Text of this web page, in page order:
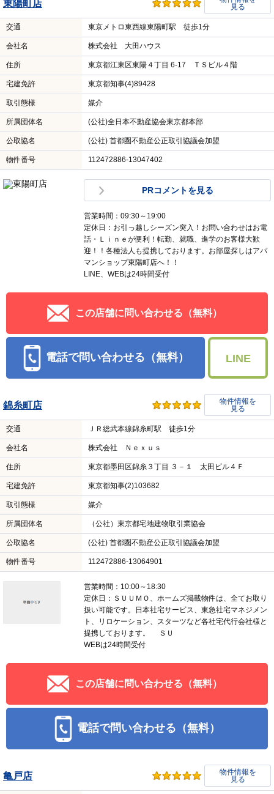
東陽町店
見る
交通 東京メトロ東西線東陽町駅 徒歩1分
会社名 株式会社 大田ハウス
住所 東京都江東区東陽４丁目 6-17 ＴＳビル４階
宅建免許 東京都知事(4)89428
取引態様 媒介
所属団体名 (公社)全日本不動産協会東京都本部
公取協名 (公社) 首都圏不動産公正取引協議会加盟
物件番号 112472886-13047402
PRコメントを見る
営業時間：09:30～19:00
定休日：お引っ越しシーズン突入！お問い合わせはお電
話・Ｌｉｎｅが便利！転勤、就職、進学のお客様大歓
迎！！各種法人も提携しております。お部屋探しはアパ
マンショップ東陽町店へ！！
LINE、WEBは24時間受付
この店舗に問い合わせる（無料）
電話で問い合わせる（無料） LINE
錦糸町店
物件情報を
見る
交通 ＪＲ総武本線錦糸町駅 徒歩1分
会社名 株式会社 Ｎｅｘｕｓ
住所 東京都墨田区錦糸３丁目 ３－１ 太田ビル４Ｆ
宅建免許 東京都知事(2)103682
取引態様 媒介
所属団体名 （公社）東京都宅地建物取引業協会
公取協名 (公社) 首都圏不動産公正取引協議会加盟
物件番号 112472886-13064901
営業時間：10:00～18:30
定休日：ＳＵＵＭＯ、ホームズ掲載物件は、全てお取り
扱い可能です。日本社宅サービス、東急社宅マネジメン
ト、リロケーション、スターツなど各社宅代行会社様と
提携しております。 ＳＵ
WEBは24時間受付
この店舗に問い合わせる（無料）
電話で問い合わせる（無料）
亀戸店
物件情報を
見る